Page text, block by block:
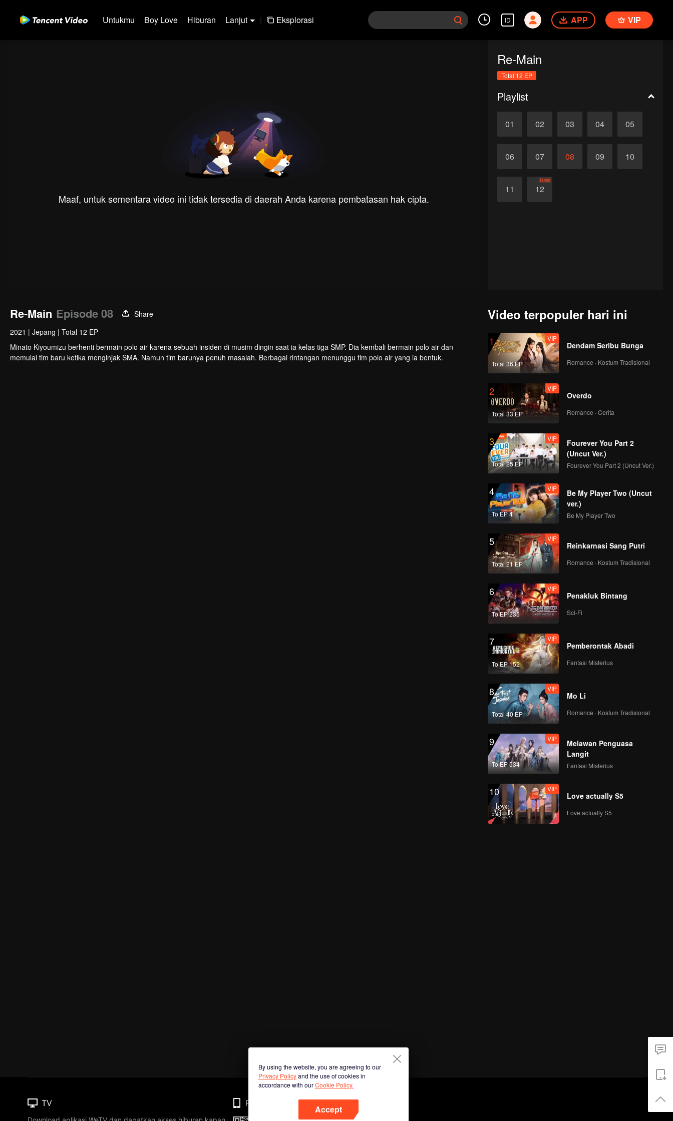
Untukmu Boy Love Hiburan Lanjut | Eksplorasi ID APP VIP
Maaf, untuk sementara video ini tidak tersedia di daerah Anda karena pembatasan hak cipta.
Re-Main
Total 12 EP
Playlist
01 02 03 04 05
06 07 08 09 10
11 12
Tamat
Re-Main Episode 08
Share
2021 | Jepang | Total 12 EP
Minato Kiyoumizu berhenti bermain polo air karena sebuah insiden di musim dingin saat ia kelas tiga SMP. Dia kembali bermain polo air dan
memulai tim baru ketika menginjak SMA. Namun tim barunya penuh masalah. Berbagai rintangan menunggu tim polo air yang ia bentuk.
Video terpopuler hari ini
1
Total 36 EP
VIP
Dendam Seribu Bunga
Romance · Kostum Tradisional
2
Total 33 EP
VIP
Overdo
Romance · Cerita
3
Total 25 EP
VIP
Fourever You Part 2
(Uncut Ver.)
Fourever You Part 2 (Uncut Ver.)
4
To EP 4
VIP
Be My Player Two (Uncut
ver.)
Be My Player Two
5
Total 21 EP
VIP
Reinkarnasi Sang Putri
Romance · Kostum Tradisional
6
To EP 235
VIP
Penakluk Bintang
Sci-Fi
7
To EP 152
VIP
Pemberontak Abadi
Fantasi Misterius
8
Total 40 EP
VIP
Mo Li
Romance · Kostum Tradisional
9
To EP 534
VIP
Melawan Penguasa
Langit
Fantasi Misterius
10 VIP
Love actually S5
Love actually S5
By using the website, you are agreeing to our
Privacy Policyand the use of cookies in
accordance with ourCookie Policy.
Accept
TV Phone